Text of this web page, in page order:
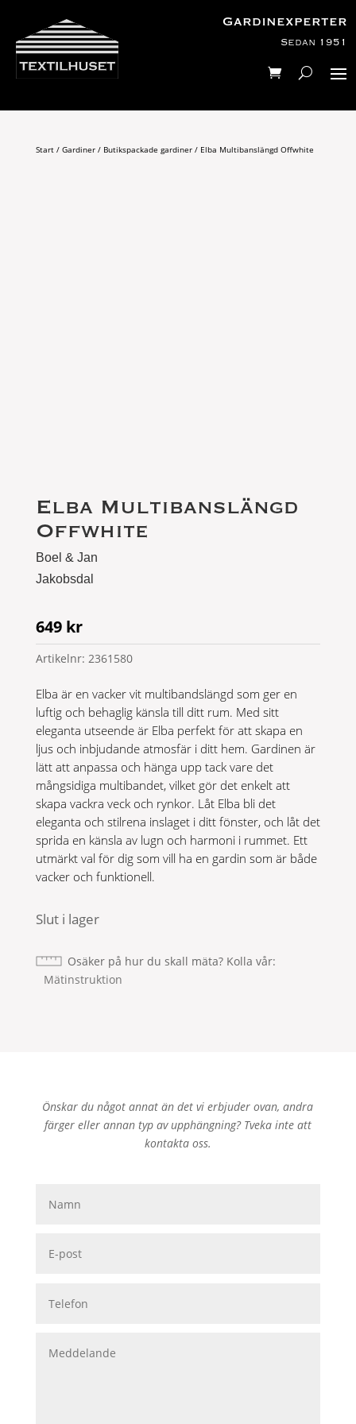
Gardinexperter
Sedan 1951
Start/ Gardiner/ Butikspackade gardiner/ Elba Multibanslängd Offwhite
Elba Multibanslängd
Offwhite
Boel & Jan
Jakobsdal
649 kr
Artikelnr: 2361580
Elba är en vacker vit multibandslängd som ger en
luftig och behaglig känsla till ditt rum. Med sitt
eleganta utseende är Elba perfekt för att skapa en
ljus och inbjudande atmosfär i ditt hem. Gardinen är
lätt att anpassa och hänga upp tack vare det
mångsidiga multibandet, vilket gör det enkelt att
skapa vackra veck och rynkor. Låt Elba bli det
eleganta och stilrena inslaget i ditt fönster, och låt det
sprida en känsla av lugn och harmoni i rummet. Ett
utmärkt val för dig som vill ha en gardin som är både
vacker och funktionell.
Slut i lager
Osäker på hur du skall mäta? Kolla vår
Mätinstruktion
Önskar du något annat än det vi erbjuder ovan, andra
färger eller annan typ av upphängning? Tveka inte att
kontakta oss.